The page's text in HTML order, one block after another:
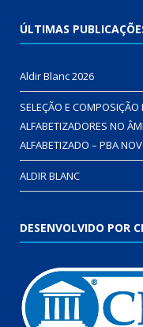
ÚLTIMAS
Aldir Blanc 2026
SELEÇÃO E
ALFABETIZADORES NO
ALFABETIZADO – PBA
ALDIR BLANC
DESENVOLVIDO POR